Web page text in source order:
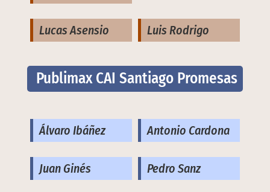
Lucas Asensio Luis Rodrigo
Publimax CAI Santiago Promesas
Álvaro Ibáñez
Juan Ginés
Antonio Cardona
Pedro Sanz